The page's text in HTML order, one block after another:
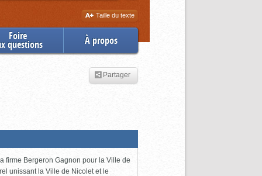
Augmenter
la
Taille du texte
Foire
questions À propos
Partager
firme Bergeron Gagnon pour la Ville de
unissant la Ville de Nicolet et le